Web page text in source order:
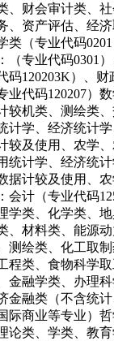
、财会审计类、
、资产评估、经
类（专业代码
（专业代码0301
码120203K）、
业代码120207）
较机类、测绘类
计学、经济统计学
较及使用、农学
统计学、经济统
据计较及使用、农
会计（专业代码
学类、化学类、
、材料类、能源动
测绘类、化工取制
程类、食物科学
金融学类、办理
金融类（不含统
际商业等专业）
论类、学类、教